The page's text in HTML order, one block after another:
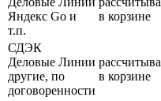
Яндекс Go и
т.п.
в корзине
СДЭК
Деловые Линии
другие, по
договоренности
в корзине